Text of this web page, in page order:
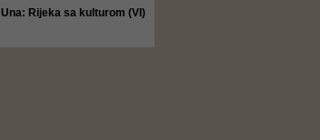
Una: Rijeka sa kulturom (VI)